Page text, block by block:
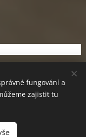
vyhrazena.
fungování a
zajistit tu